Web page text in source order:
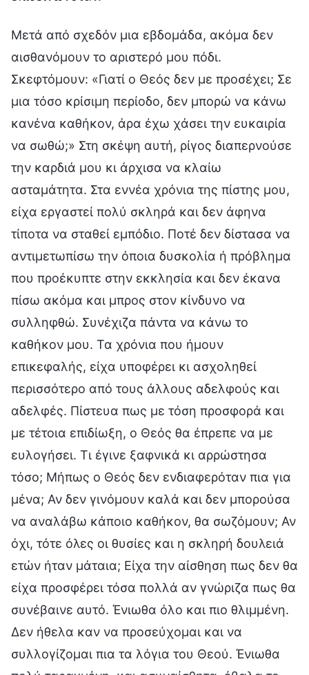
Μετά από σχεδόν μια εβδομάδα, ακόμα δεν
αισθανόμουν το αριστερό μου πόδι.
Σκεφτόμουν: «Γιατί ο Θεός δεν με προσέχει; Σε
μια τόσο κρίσιμη περίοδο, δεν μπορώ να κάνω
κανένα καθήκον, άρα έχω χάσει την ευκαιρία
να σωθώ;» Στη σκέψη αυτή, ρίγος διαπερνούσε
την καρδιά μου κι άρχισα να κλαίω
ασταμάτητα. Στα εννέα χρόνια της πίστης μου,
είχα εργαστεί πολύ σκληρά και δεν άφηνα
τίποτα να σταθεί εμπόδιο. Ποτέ δεν δίστασα να
αντιμετωπίσω την όποια δυσκολία ή πρόβλημα
που προέκυπτε στην εκκλησία και δεν έκανα
πίσω ακόμα και μπρος στον κίνδυνο να
συλληφθώ. Συνέχιζα πάντα να κάνω το
καθήκον μου. Τα χρόνια που ήμουν
επικεφαλής, είχα υποφέρει κι ασχοληθεί
περισσότερο από τους άλλους αδελφούς και
αδελφές. Πίστευα πως με τόση προσφορά και
με τέτοια επιδίωξη, ο Θεός θα έπρεπε να με
ευλογήσει. Τι έγινε ξαφνικά κι αρρώστησα
τόσο; Μήπως ο Θεός δεν ενδιαφερόταν πια για
μένα; Αν δεν γινόμουν καλά και δεν μπορούσα
να αναλάβω κάποιο καθήκον, θα σωζόμουν; Αν
όχι, τότε όλες οι θυσίες και η σκληρή δουλειά
ετών ήταν μάταια; Είχα την αίσθηση πως δεν θα
είχα προσφέρει τόσα πολλά αν γνώριζα πως θα
συνέβαινε αυτό. Ένιωθα όλο και πιο θλιμμένη.
Δεν ήθελα καν να προσεύχομαι και να
συλλογίζομαι πια τα λόγια του Θεού. Ένιωθα